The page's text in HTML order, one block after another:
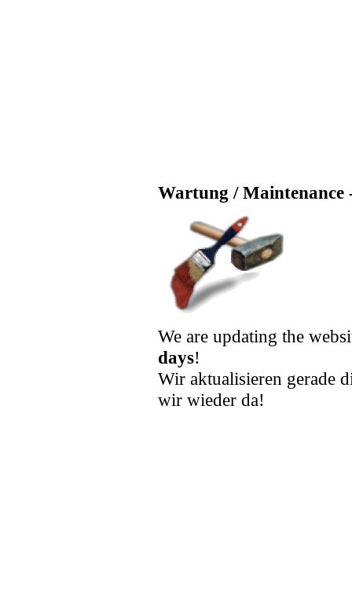
Wartung / Maintenance
We are updating the
days!
Wir aktualisieren gerade
wir wieder da!